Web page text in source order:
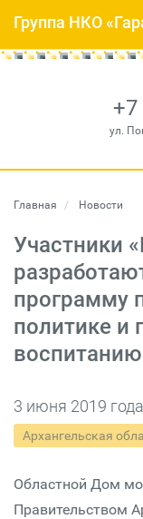
+7
ул.
Группа НКО
Главная Новости
Участники
программу
политике и
воспитанию
3 июня 2019 года
Архангельская
Областной Дом
Правительством